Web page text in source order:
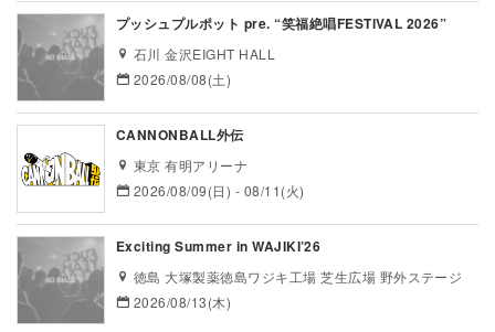
プッシュプルポット pre. “笑福絶唱FESTIVAL 2026”
石川 金沢EIGHT HALL
2026/08/08(土)
CANNONBALL外伝
東京 有明アリーナ
2026/08/09(日) - 08/11(火)
Exciting Summer in WAJIKI’26
徳島 大塚製薬徳島ワジキ工場 芝生広場 野外ステージ
2026/08/13(木)